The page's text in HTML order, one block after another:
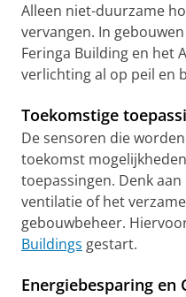
Alleen niet-duurzame
vervangen. In
Feringa Building en het
verlichting al op peil en
Toekomstige
De sensoren die
toekomst
toepassingen. Denk
ventilatie of het
gebouwbeheer.
Buildings gestart.
Energiebesparing en